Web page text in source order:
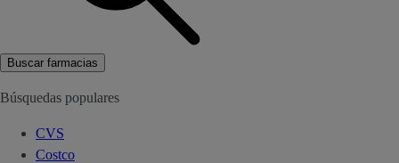
Buscar farmacias
Búsquedas populares
CVS
Costco